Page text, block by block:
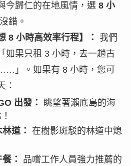
今歸仁的在地風情，選 8 小
錯。
8 小時高效率行程】：
我們
如果只租 3 小時，去一趟古
」。如果有 8 小時，您可
：
出發：
眺望著瀨底島的海
道： 在樹影斑駁的林道中熄
：
品嚐工作人員強力推薦的